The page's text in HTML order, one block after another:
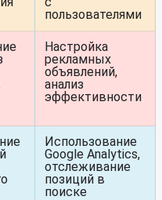
пользователями
Настройка
рекламных
объявлений,
анализ
эффективности
Использование
Google Analytics,
отслеживание
позиций в
поиске